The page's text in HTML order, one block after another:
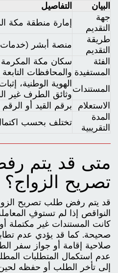
البيان
التفاصيل
جهة
التقديم
إمارة منطقة مكة
طريقة
التقديم
منصة أبشر (خدمات
الفئة
المستفيدة
سكان مكة
والمحافظات التابعة
المستندات
الهوية الوطنية،
وثائق الطرف غير
الاستعلام
برقم القيد أو
المدة
التقريبية
تختلف بحسب
متى قد يتم
تصريح الزواج؟
قد يتم رفض طلب تصريح
النواقص إذا لم تستوفِ
كانت المستندات غير مكتملة
صحيحة. كما قد يؤدي عدم
صلاحية إقامة أو جواز سفر
عدم استكمال المتطلبات
إلى تأخر الطلب أو حفظه